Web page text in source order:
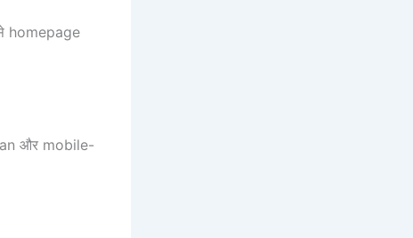
homepage
और mobile-